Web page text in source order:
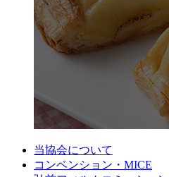
当協会について
コンベンション・MICE